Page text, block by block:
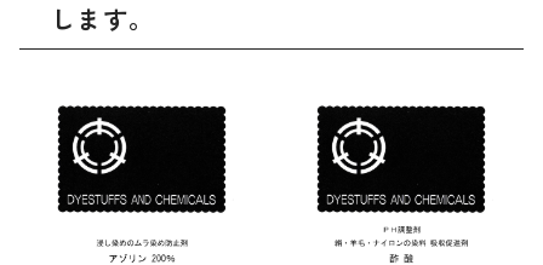
します。